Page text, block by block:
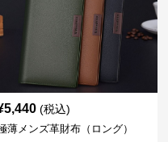
5,440 (税込)
薄メンズ革財布（ロング）